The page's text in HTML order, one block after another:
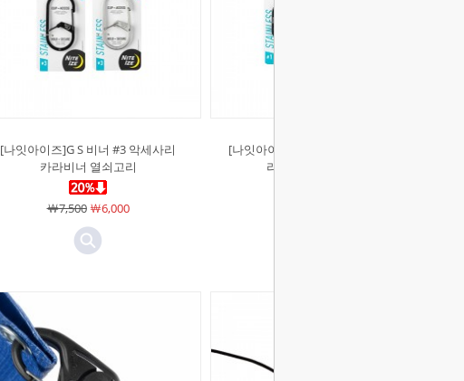
[나잇아이즈]G S 비너 #3 악세사리
카라비너 열쇠고리
￦7,500￦6,000
[나잇아이즈]G S 비너 #1 2pk 악세사
리 카라비너 열쇠고리